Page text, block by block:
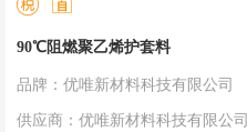
90℃阻燃聚乙烯护套料
品牌：优唯新材料科技有限公司
供应商：优唯新材料科技有限公司